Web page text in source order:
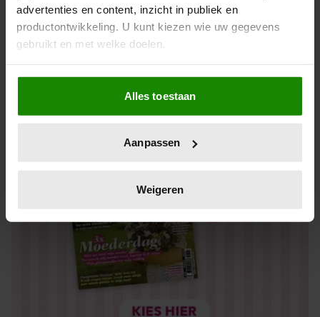
advertenties en content, inzicht in publiek en
productontwikkeling. U kunt kiezen wie uw gegevens
gebruikt en met welke doelen.
Als u het toestaat, willen we ook graag:
Informatie verzamelen over uw geografische locatie,
die tot een paar meter nauwkeurig kan zijn
op specifieke eigenschappen (fingerprinting)
verwerkt en stel uw voorkeuren in het
intrekken in de Cookieverklaring.
We gebruiken cookies om content en advertenties te
personaliseren, om functies voor social media te bieden
en om ons websiteverkeer te analyseren. Ook delen we
informatie over uw gebruik van onze site met onze
Alles toestaan
Aanpassen
Weigeren
Los kopen